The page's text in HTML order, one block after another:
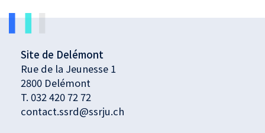
Site de Delémont
Rue de la Jeunesse 1
2800 Delémont
T. 032 420 72 72
contact.ssrd@ssrju.ch